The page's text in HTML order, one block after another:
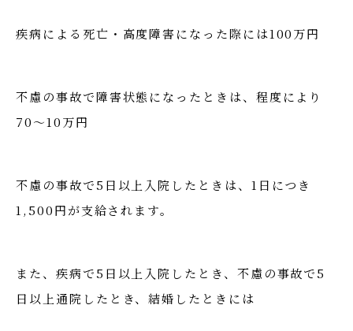
疾病による死亡・高度障害になった際には100万円
不慮の事故で障害状態になったときは、程度により
70～10万円
不慮の事故で5日以上入院したときは、1日につき
1,500円が支給されます。
また、疾病で5日以上入院したとき、不慮の事故で5
日以上通院したとき、結婚したときには